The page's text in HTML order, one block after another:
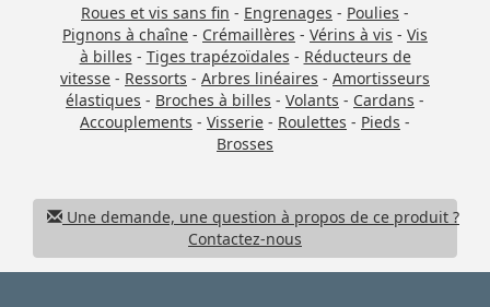
Roues et vis sans fin - Engrenages - Poulies -
Pignons à chaîne - Crémaillères - Vérins à vis - Vis
à billes - Tiges trapézoïdales - Réducteurs de
vitesse - Ressorts - Arbres linéaires - Amortisseurs
élastiques - Broches à billes - Volants - Cardans -
Accouplements - Visserie - Roulettes - Pieds -
Brosses
Une demande, une question à propos de ce produit ?
Contactez-nous